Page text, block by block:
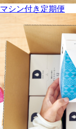
マシン付き定期便